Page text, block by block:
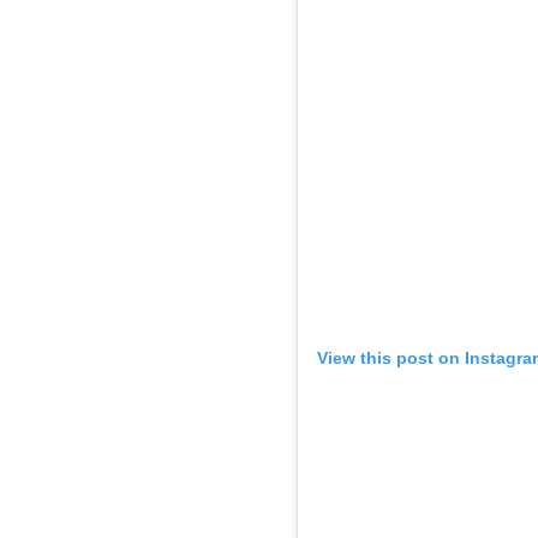
View this post on